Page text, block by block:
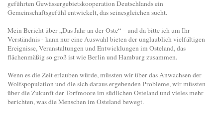
geführten Gewässergebietskooperation Deutschlands ein
Gemeinschaftsgefühl entwickelt, das seinesgleichen sucht.
Mein Bericht über „Das Jahr an der Oste“ – und da bitte ich um Ihr
Verständnis - kann nur eine Auswahl bieten der unglaublich vielfältigen
Ereignisse, Veranstaltungen und Entwicklungen im Osteland, das
flächenmäßig so groß ist wie Berlin und Hamburg zusammen.
Wenn es die Zeit erlauben würde, müssten wir über das Anwachsen der
Wolfspopulation und die sich daraus ergebenden Probleme, wir müssten
über die Zukunft der Torfmoore im südlichen Osteland und vieles mehr
berichten, was die Menschen im Osteland bewegt.